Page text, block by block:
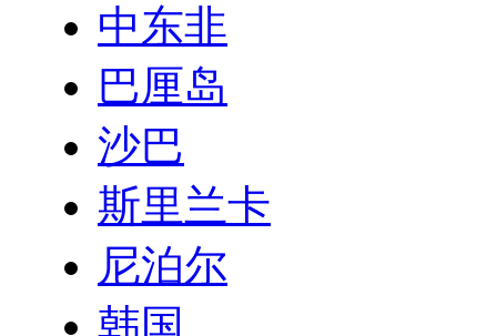
中东非
巴厘岛
沙巴
斯里兰卡
尼泊尔
韩国